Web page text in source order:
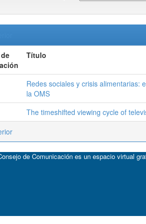
Título
Redes sociales y crisis alimentarias:
la OMS
The timeshifted viewing cycle of
de Comunicación es un espacio virtual